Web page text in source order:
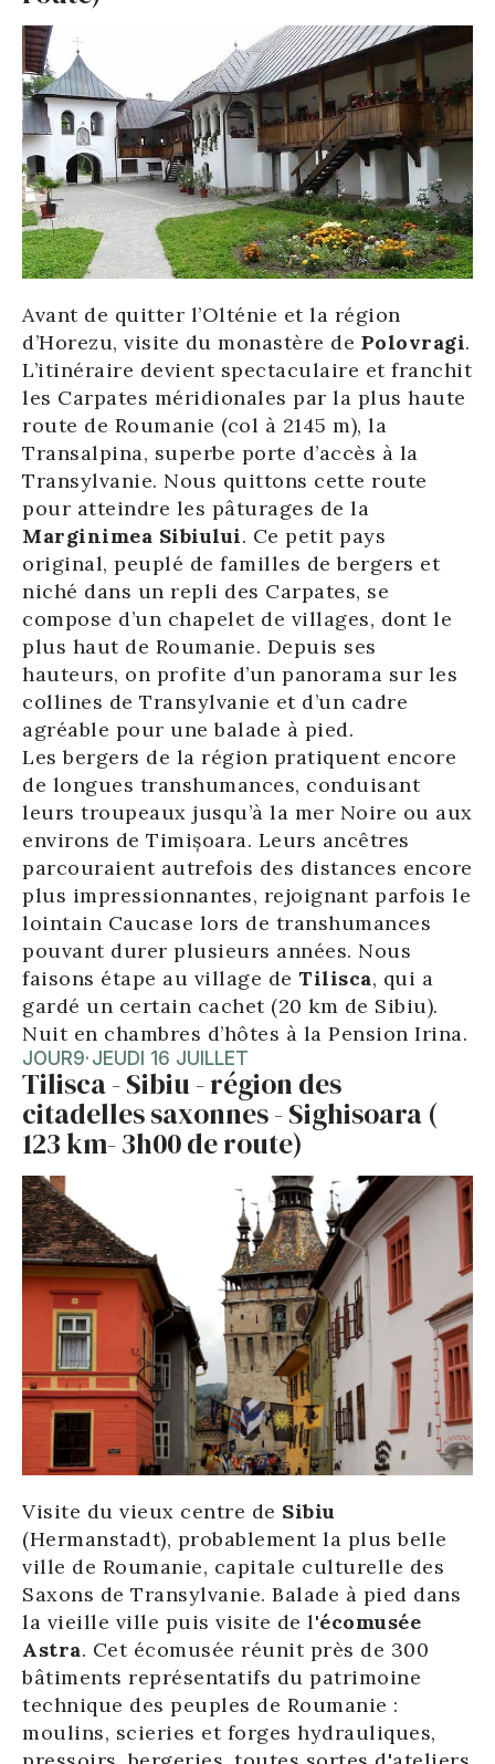
Avant de quitter l’Olténie et la région
d’Horezu, visite du monastère de Polovragi.
L’itinéraire devient spectaculaire et franchit
les Carpates méridionales par la plus haute
route de Roumanie (col à 2145 m), la
Transalpina, superbe porte d’accès à la
Transylvanie. Nous quittons cette route
pour atteindre les pâturages de la
Marginimea Sibiului. Ce petit pays
original, peuplé de familles de bergers et
niché dans un repli des Carpates, se
compose d’un chapelet de villages, dont le
plus haut de Roumanie. Depuis ses
hauteurs, on profite d’un panorama sur les
collines de Transylvanie et d’un cadre
agréable pour une balade à pied.
Les bergers de la région pratiquent encore
de longues transhumances, conduisant
leurs troupeaux jusqu’à la mer Noire ou aux
environs de Timișoara. Leurs ancêtres
parcouraient autrefois des distances encore
plus impressionnantes, rejoignant parfois le
lointain Caucase lors de transhumances
pouvant durer plusieurs années. Nous
faisons étape au village de Tilisca, qui a
gardé un certain cachet (20 km de Sibiu).
Nuit en chambres d’hôtes à la Pension Irina.
JOUR9· JEUDI 16 JUILLET
Tilisca - Sibiu - région des
citadelles saxonnes - Sighisoara (
123 km- 3h00 de route)
Visite du vieux centre de Sibiu
(Hermanstadt), probablement la plus belle
ville de Roumanie, capitale culturelle des
Saxons de Transylvanie. Balade à pied dans
la vieille ville puis visite de l'écomusée
Astra. Cet écomusée réunit près de 300
bâtiments représentatifs du patrimoine
technique des peuples de Roumanie :
moulins, scieries et forges hydrauliques,